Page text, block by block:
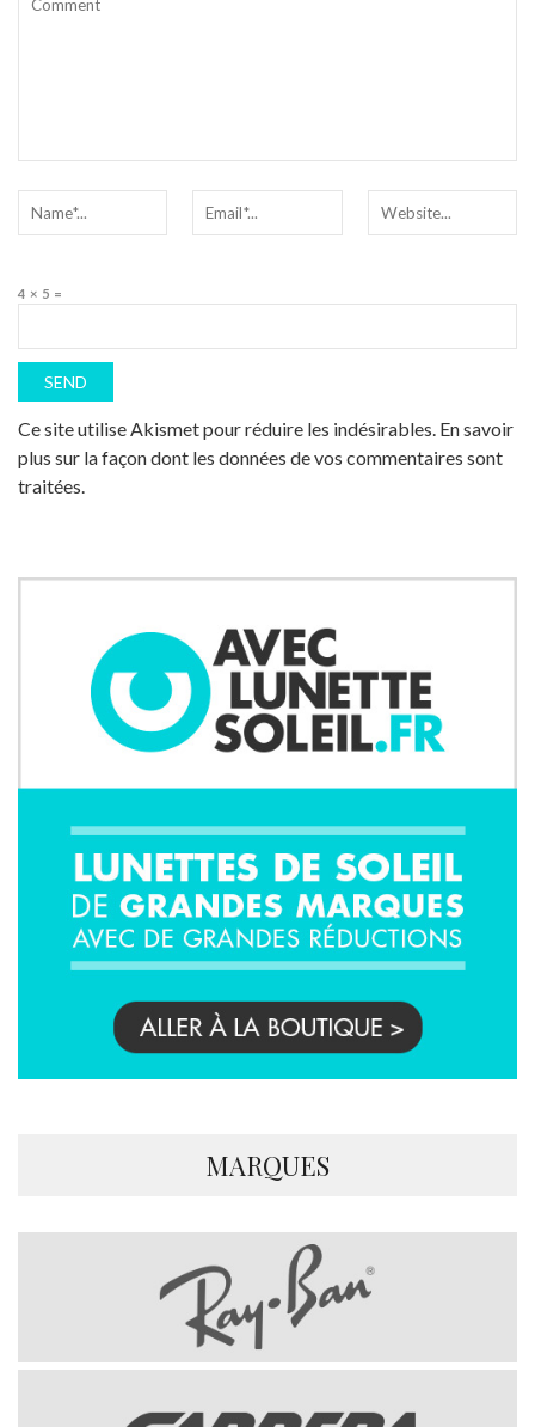
4 × 5 =
Ce site utilise Akismet pour réduire les indésirables. En savoir
plus sur la façon dont les données de vos commentaires sont
traitées.
MARQUES